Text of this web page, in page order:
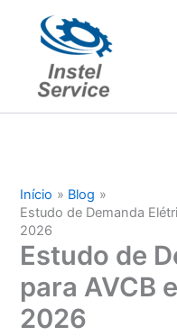
conteúdo
Início
Blog
Estudo de Demanda
2026
Estudo de
para AVCB
2026